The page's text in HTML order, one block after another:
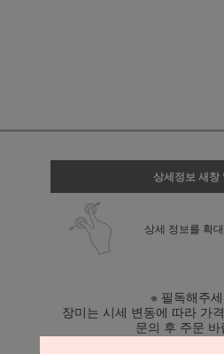
상세정보 새창
상세 정보를 확
※ 필독해주
장미는 시세 변동에 따라 가
문의 후 주문 바